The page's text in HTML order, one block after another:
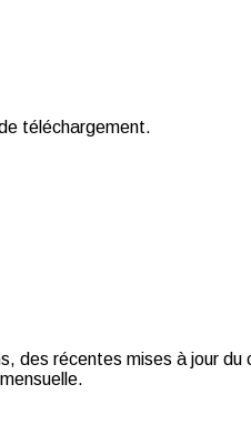
téléchargement.
des récentes mises à jour